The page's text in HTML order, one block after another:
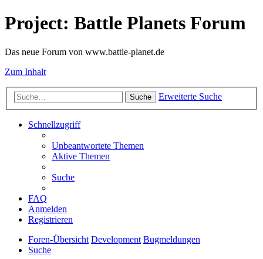
Project: Battle Planets Forum
Das neue Forum von www.battle-planet.de
Zum Inhalt
Suche Erweiterte Suche
Schnellzugriff
Unbeantwortete Themen
Aktive Themen
Suche
FAQ
Anmelden
Registrieren
Foren-Übersicht Development Bugmeldungen
Suche